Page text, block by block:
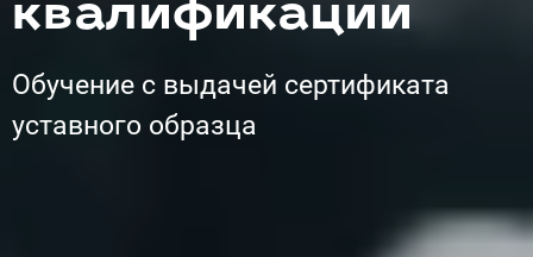
квалификации
Обучение с выдачей сертификата
уставного образца